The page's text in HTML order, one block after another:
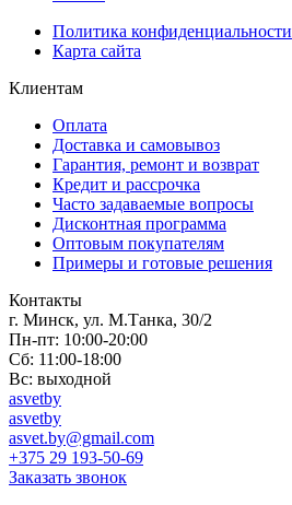
Политика конфиденциальности
Карта сайта
Клиентам
Оплата
Доставка и самовывоз
Гарантия, ремонт и возврат
Кредит и рассрочка
Часто задаваемые вопросы
Дисконтная программа
Оптовым покупателям
Примеры и готовые решения
Контакты
г. Минск, ул. М.Танка, 30/2
Пн-пт: 10:00-20:00
Сб: 11:00-18:00
Вс: выходной
asvetby
asvetby
asvet.by@gmail.com
+375 29 193-50-69
Заказать звонок